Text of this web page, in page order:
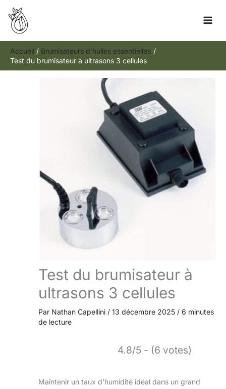
Aller
contenu
Accueil
Brumisateurs d'huiles essentielles
Test du brumisateur à ultrasons 3 cellules
Test du brumisateur à
ultrasons 3 cellules
Par Nathan Capellini / 13 décembre 2025 / 6 minutes
de lecture
4.8/5 - (6 votes)
Maintenir un taux d’humidité idéal dans un grand
Rechercher